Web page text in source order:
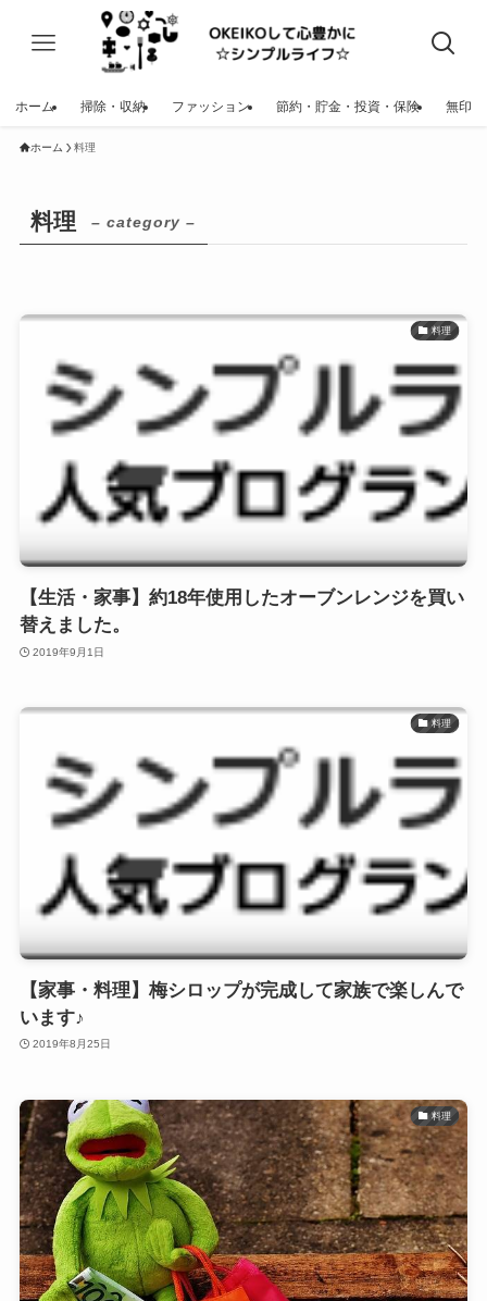
ホーム 掃除・収納 ファッション 節約・貯金・投資・保険 無印
ホーム 料理
料理 – category –
料理
【生活・家事】約18年使用したオーブンレンジを買い
替えました。
2019年9月1日
料理
【家事・料理】梅シロップが完成して家族で楽しんで
います♪
2019年8月25日
料理